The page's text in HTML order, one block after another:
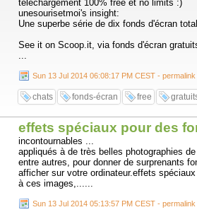
téléchargement 100% free et no limits :)
unesourisetmoi's insight:
Une superbe série de dix fonds d'écran
See it on Scoop.it, via fonds d'écran
...
Sun 13 Jul 2014 06:08:17 PM CEST - permalink
chats fonds-écran free
effets spéciaux pour des
incontournables ...
appliqués à de très belles photographies
entre autres, pour donner de surprenants
afficher sur votre ordinateur.effets
à ces images,......
Sun 13 Jul 2014 05:13:57 PM CEST - permalink